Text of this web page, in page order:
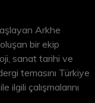
Arkhe
bir ekip
sanat tarihi ve
temasını Türkiye
ilgili çalışmalarını